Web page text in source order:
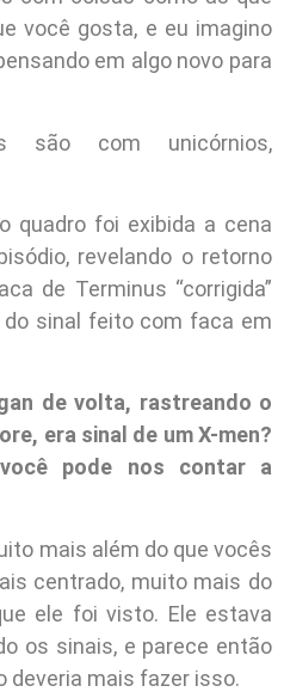
você gosta, e eu imagino
em algo novo para
são com unicórnios,
quadro foi exibida a cena
revelando o retorno
de Terminus “corrigida”
sinal feito com faca em
de volta, rastreando o
era sinal de um X-men?
pode nos contar a
mais além do que vocês
centrado, muito mais do
ele foi visto. Ele estava
os sinais, e parece então
deveria mais fazer isso.